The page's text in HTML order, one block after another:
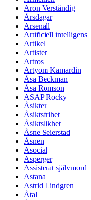
Aron Verständig
Årsdagar
Arsenall
Artificiell intelligens
Artikel
Artister
Artros
Artyom Kamardin
Åsa Beckman
Åsa Romson
ASAP Rocky
Åsikter
Åsiktsfrihet
Åsiktslikhet
Åsne Seierstad
Åsnen
Asocial
Asperger
Assisterat självmord
Astana
Astrid Lindgren
Åtal